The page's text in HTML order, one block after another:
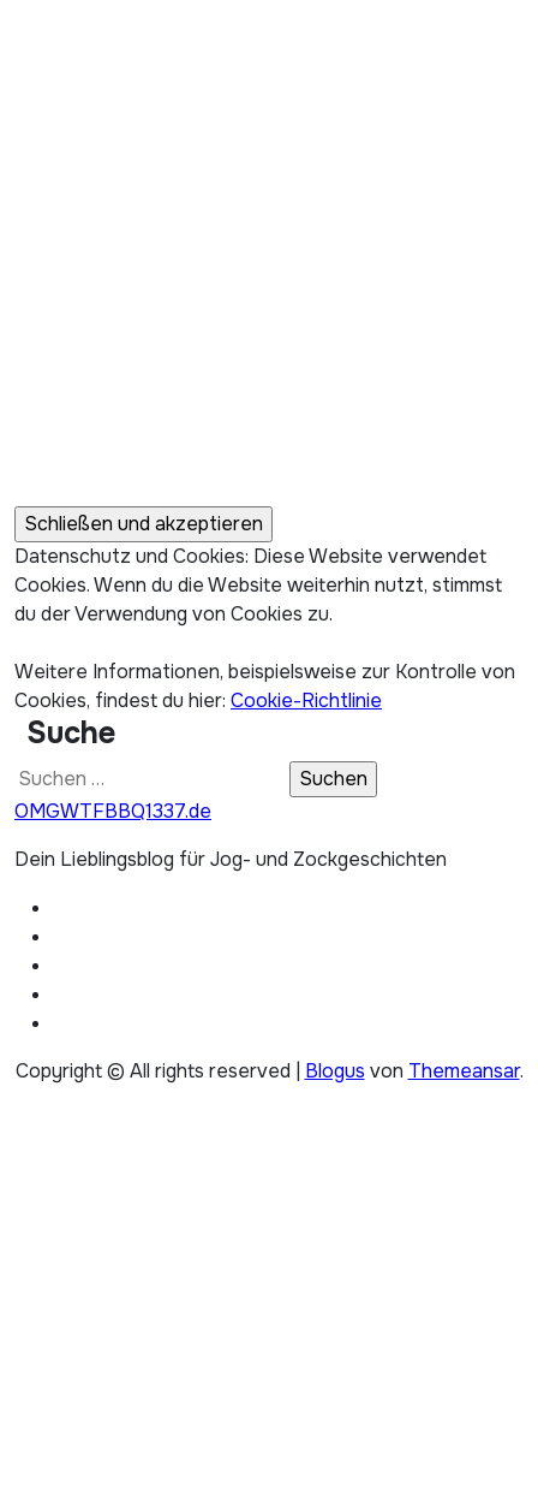
Datenschutz und Cookies: Diese Website verwendet
Cookies. Wenn du die Website weiterhin nutzt, stimmst
du der Verwendung von Cookies zu.
Weitere Informationen, beispielsweise zur Kontrolle von
Cookies, findest du hier: Cookie-Richtlinie
Suche
Suchen
nach:
OMGWTFBBQ1337.de
Dein Lieblingsblog für Jog- und Zockgeschichten
Copyright © All rights reserved Blogus von Themeansar.